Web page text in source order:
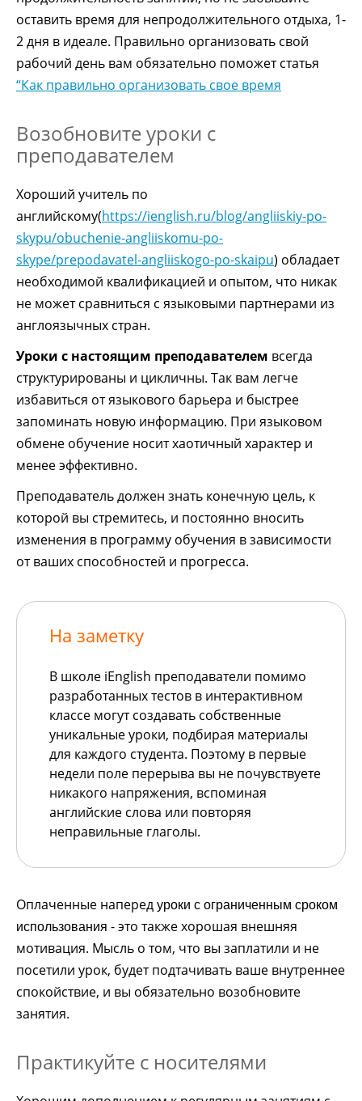
оставить время для непродолжительного отдыха, 1-
2 дня в идеале. Правильно организовать свой
рабочий день вам обязательно поможет статья
“Как правильно организовать свое время
Возобновите уроки с
преподавателем
Хороший учитель по
английскому(https://ienglish.ru/blog/angliiskiy-po-
skypu/obuchenie-angliiskomu-po-
skype/prepodavatel-angliiskogo-po-skaipu) обладает
необходимой квалификацией и опытом, что никак
не может сравниться с языковыми партнерами из
англоязычных стран.
Уроки с настоящим преподавателем всегда
структурированы и цикличны. Так вам легче
избавиться от языкового барьера и быстрее
запоминать новую информацию. При языковом
обмене обучение носит хаотичный характер и
менее эффективно.
Преподаватель должен знать конечную цель, к
которой вы стремитесь, и постоянно вносить
изменения в программу обучения в зависимости
от ваших способностей и прогресса.
На заметку
В школе iEnglish преподаватели помимо
разработанных тестов в интерактивном
классе могут создавать собственные
уникальные уроки, подбирая материалы
для каждого студента. Поэтому в первые
недели поле перерыва вы не почувствуете
никакого напряжения, вспоминая
английские слова или повторяя
неправильные глаголы.
Оплаченные наперед уроки с ограниченным сроком
использования - это также хорошая внешняя
мотивация. Мысль о том, что вы заплатили и не
посетили урок, будет подтачивать ваше внутреннее
спокойствие, и вы обязательно возобновите
занятия.
Практикуйте с носителями